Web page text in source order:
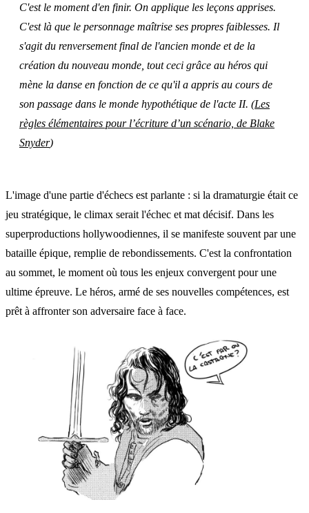
C'est le moment d'en finir. On applique les leçons apprises.
C'est là que le personnage maîtrise ses propres faiblesses. Il
s'agit du renversement final de l'ancien monde et de la
création du nouveau monde, tout ceci grâce au héros qui
mène la danse en fonction de ce qu'il a appris au cours de
son passage dans le monde hypothétique de l'acte II. (Les
règles élémentaires pour l’écriture d’un scénario, de Blake
Snyder)
L'image d'une partie d'échecs est parlante : si la dramaturgie était ce
jeu stratégique, le climax serait l'échec et mat décisif. Dans les
superproductions hollywoodiennes, il se manifeste souvent par une
bataille épique, remplie de rebondissements. C'est la confrontation
au sommet, le moment où tous les enjeux convergent pour une
ultime épreuve. Le héros, armé de ses nouvelles compétences, est
prêt à affronter son adversaire face à face.